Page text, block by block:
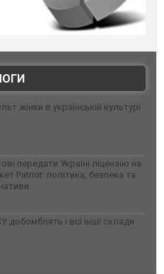
жінки в українській культурі
передати Україні ліцензію на
Patriot: політика, безпека та
добомблять і всі інші склади